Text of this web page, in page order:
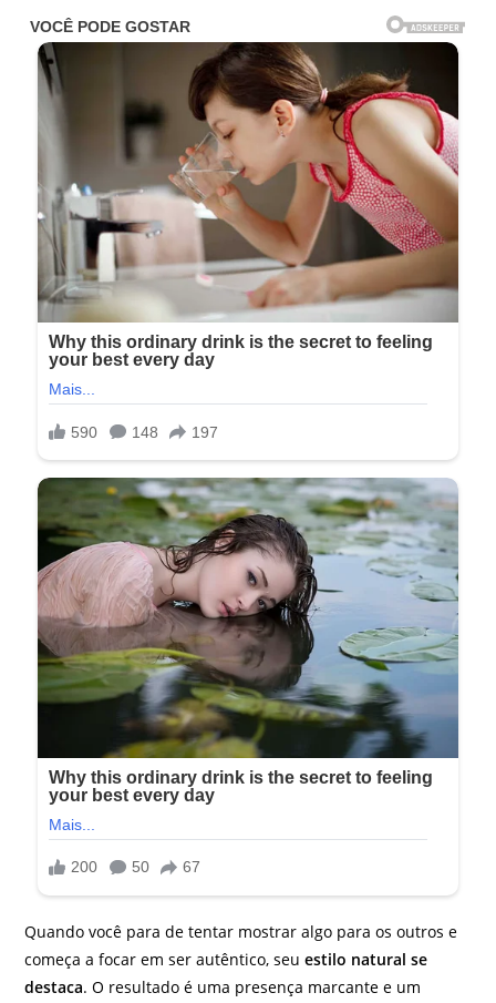
Quando você para de tentar mostrar algo para os outros e
começa a focar em ser autêntico, seuestilo natural se
destaca. O resultado é uma presença marcante e um